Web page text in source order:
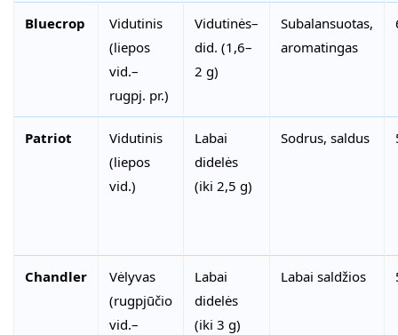
Bluecrop
Vidutinis
(liepos
vid.–
rugpj. pr.)
Vidutinės–
did. (1,6–
2 g)
Subalansuotas,
aromatingas
Patriot
Vidutinis
(liepos
vid.)
Labai
didelės
(iki 2,5 g)
Sodrus, saldus
Chandler
Vėlyvas
(rugpjūčio
vid.–
Labai
didelės
(iki 3 g)
Labai saldžios